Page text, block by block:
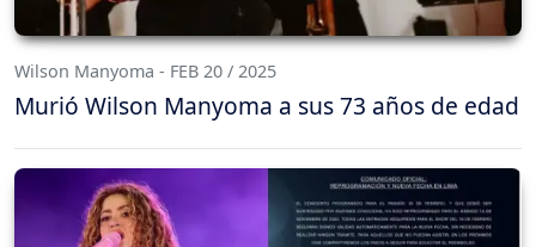
Wilson Manyoma - FEB 20 / 2025
Murió Wilson Manyoma a sus 73 años de edad